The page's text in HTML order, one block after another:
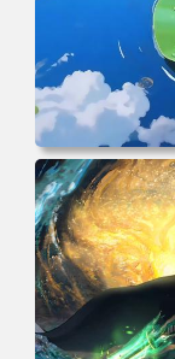
电脑壁纸 动漫
年回忆 荷塘荷
纸大全